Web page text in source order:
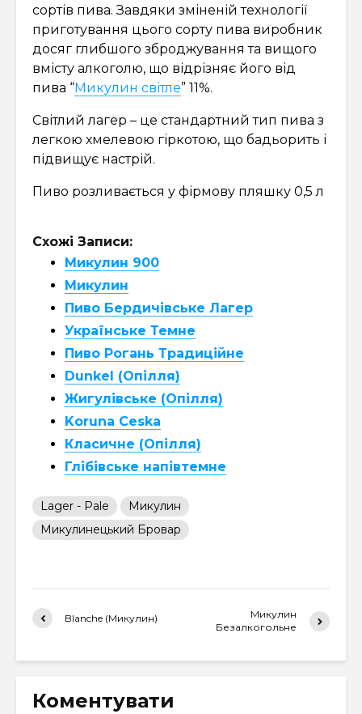
сортів пива. Завдяки зміненій технології
приготування цього сорту пива виробник
досяг глибшого зброджування та вищого
вмісту алкоголю, що відрізняє його від
пива “Микулин світле” 11%.
Світлий лагер – це стандартний тип пива з
легкою хмелевою гіркотою, що бадьорить і
підвищує настрій.
Пиво розливається у фірмову пляшку 0,5 л
Схожі Записи:
Микулин 900
Микулин
Пиво Бердичівське Лагер
Українське Темне
Пиво Рогань Традиційне
Dunkel (Опілля)
Жигулівське (Опілля)
Koruna Ceska
Класичне (Опілля)
Глібівське напівтемне
Lager - Pale
Микулин
Микулинецький Бровар
Blanche (Микулин)
Микулин
Безалкогольне
Коментувати